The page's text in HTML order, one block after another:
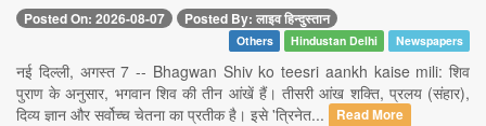
Posted On: 2026-08-07 Posted By: लाइव हिन्दुस्तान
Others Hindustan Delhi Newspapers
नई दिल्ली, अगस्त 7 -- Bhagwan Shiv ko teesri aankh kaise mili: शिव
पुराण के अनुसार, भगवान शिव की तीन आंखें हैं। तीसरी आंख शक्ति, प्रलय (संहार),
दिव्य ज्ञान और सर्वोच्च चेतना का प्रतीक है। इसे 'त्रिनेत...
Read More